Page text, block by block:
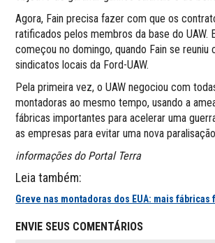
Agora, Fain precisa fazer com que os
ratificados pelos membros da base do UAW.
começou no domingo, quando Fain se reuniu
sindicatos locais da Ford-UAW.
Pela primeira vez, o UAW negociou com
montadoras ao mesmo tempo, usando a
fábricas importantes para acelerar uma
as empresas para evitar uma nova
informações do Portal Terra
Leia também:
Greve nas montadoras dos EUA: mais fábricas
ENVIE SEUS COMENTÁRIOS